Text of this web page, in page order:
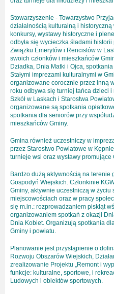
Stowarzyszenie - Towarzystwo
działalnością kulturalną i
konkursy, wystawy historyczne i
odbyła się wycieczka śladami
Związku Emerytów i Rencistów w
swoich członków i mieszkańców
Dziadka, Dnia Matki i Ojca,
Stałymi imprezami kulturalnymi w
organizowane corocznie przez inną
roku odbywa się turniej tańca dzieci i
Szkół w Laskach i Starostwa
organizowane są spotkania
spotkania dla seniorów przy
mieszkańców Gminy.
Gmina również uczestniczy w
przez Starostwo Powiatowe w
turnieje wsi oraz wystawy
Bardzo dużą aktywnością na terenie
Gospodyń Wiejskich. Członkinie
Gminy, aktywnie uczestniczą w życiu
miejscowościach oraz w pracy
się m.in.: rozprowadzaniem piskląt
organizowaniem spotkań z okazji
Dnia Kobiet. Organizują spotkania
Gminy i powiatu.
Planowanie jest przystąpienie o
Rozwoju Obszarów Wiejskich,
zrealizowanie Projektu „Remont i
funkcje: kulturalne, sportowe, i
Ludowych i obiektów sportowych.